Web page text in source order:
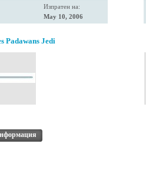
Изпратен на:
May 10, 2006
Padawans Jedi